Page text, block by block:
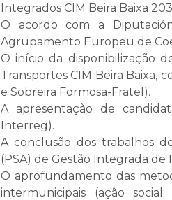
Integrados CIM Beira Baixa
O acordo com a
Agrupamento Europeu de
O início da disponibilização
Transportes CIM Beira Baixa,
e Sobreira Formosa-Fratel).
A apresentação de
Interreg).
A conclusão dos trabalhos
(PSA) de Gestão Integrada de
O aprofundamento das
intermunicipais (ação